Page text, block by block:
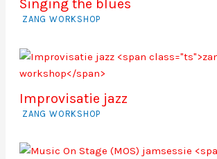
Singing the blues
ZANG WORKSHOP
Improvisatie jazz
ZANG WORKSHOP